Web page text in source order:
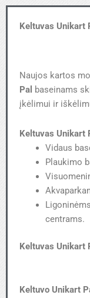
Keltuvas Unikart
Naujos kartos
Pal baseinams
įkėlimui ir
Keltuvas Unikart
Vidaus
Plaukimo
centrams.
Keltuvas Unikart
Keltuvo Unikart